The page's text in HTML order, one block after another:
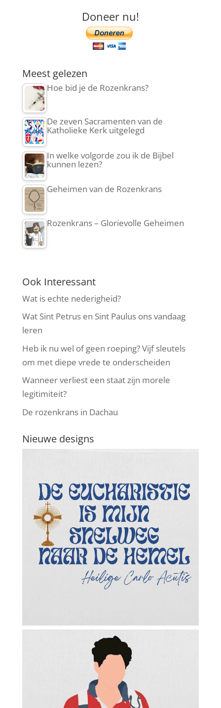
Doneer nu!
Meest gelezen
Hoe bid je de Rozenkrans?
De zeven Sacramenten van de
Katholieke Kerk uitgelegd
In welke volgorde zou ik de Bijbel
kunnen lezen?
Geheimen van de Rozenkrans
Rozenkrans – Glorievolle Geheimen
Ook Interessant
Wat is echte nederigheid?
Wat Sint Petrus en Sint Paulus ons vandaag
leren
Heb ik nu wel of geen roeping? Vijf sleutels
om met diepe vrede te onderscheiden
Wanneer verliest een staat zijn morele
legitimiteit?
De rozenkrans in Dachau
Nieuwe designs